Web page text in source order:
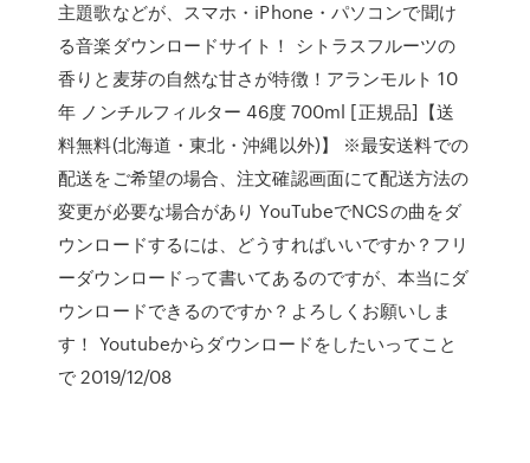
主題歌などが、スマホ・iPhone・パソコンで聞け
る音楽ダウンロードサイト！ シトラスフルーツの
香りと麦芽の自然な甘さが特徴！アランモルト 10
年 ノンチルフィルター 46度 700ml [正規品]【送
料無料(北海道・東北・沖縄以外)】 ※最安送料での
配送をご希望の場合、注文確認画面にて配送方法の
変更が必要な場合があり YouTubeでNCSの曲をダ
ウンロードするには、どうすればいいですか？フリ
ーダウンロードって書いてあるのですが、本当にダ
ウンロードできるのですか？よろしくお願いしま
す！ Youtubeからダウンロードをしたいってこと
で 2019/12/08